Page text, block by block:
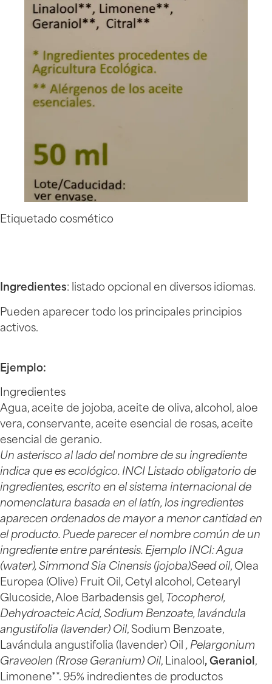
Etiquetado cosmético
Ingredientes: listado opcional en diversos idiomas.
Pueden aparecer todo los principales principios
activos.
Ejemplo:
Ingredientes
Agua, aceite de jojoba, aceite de oliva, alcohol, aloe
vera, conservante, aceite esencial de rosas, aceite
esencial de geranio.
Un asterisco al lado del nombre de su ingrediente
indica que es ecológico. INCI Listado obligatorio de
ingredientes, escrito en el sistema internacional de
nomenclatura basada en el latín, los ingredientes
aparecen ordenados de mayor a menor cantidad en
el producto. Puede parecer el nombre común de un
ingrediente entre paréntesis. Ejemplo INCI: Agua
(water), Simmond Sia Cinensis (jojoba)Seed oil, Olea
Europea (Olive) Fruit Oil, Cetyl alcohol, Cetearyl
Glucoside, Aloe Barbadensis gel , Tocopherol,
Dehydroacteic Acid, Sodium Benzoate, lavándula
angustifolia (lavender) Oil, Sodium Benzoate,
Lavándula angustifolia (lavender) Oil , Pelargonium
Graveolen (Rrose Geranium) Oil, Linalool , Geraniol ,
Limonene**. 95% indredientes de productos